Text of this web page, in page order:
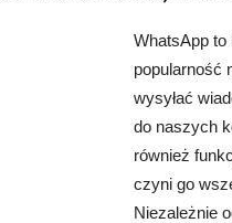
WhatsApp to
popularność
wysyłać
do naszych
również
czyni go
Niezależnie